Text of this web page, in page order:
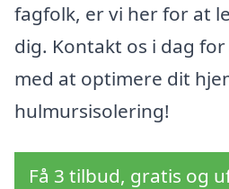
fagfolk, er vi her for at
dig. Kontakt os i dag
med at optimere dit
hulmursisolering!
Få 3 tilbud, gratis og